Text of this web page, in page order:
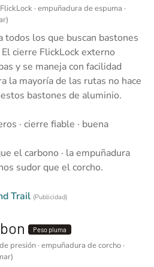
· empuñadura de espuma ·
todos los que buscan bastones
cierre FlickLock externo
y se maneja con facilidad
la mayoría de las rutas no hace
bastones de aluminio.
· cierre fiable · buena
el carbono · la empuñadura
sudor que el corcho.
Trail (Publicidad)
Peso pluma
presión · empuñadura de corcho ·